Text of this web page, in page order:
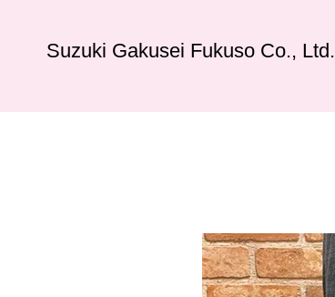
Suzuki Gakusei Fukuso Co., Ltd.